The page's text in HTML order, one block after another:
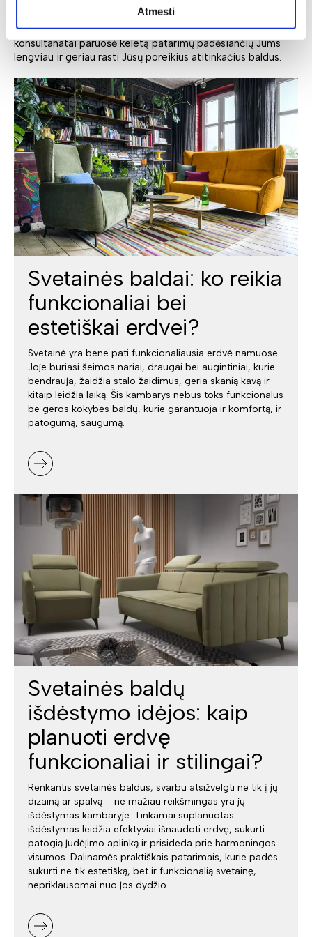
Atmesti
namus - kur kekvienas baldas ne tik gražus, bet ir idealiai
atitinkantis Jūsų poreikius. Deinavos baldų specialistai
konsultanatai paruošė keletą patarimų padėsiančių Jums
lengviau ir geriau rasti Jūsų poreikius atitinkačius baldus.
Svetainės baldai: ko reikia
funkcionaliai bei
estetiškai erdvei?
Svetainė yra bene pati funkcionaliausia erdvė namuose.
Joje buriasi šeimos nariai, draugai bei augintiniai, kurie
bendrauja, žaidžia stalo žaidimus, geria skanią kavą ir
kitaip leidžia laiką. Šis kambarys nebus toks funkcionalus
be geros kokybės baldų, kurie garantuoja ir komfortą, ir
patogumą, saugumą.
Svetainės baldų
išdėstymo idėjos: kaip
planuoti erdvę
funkcionaliai ir stilingai?
Renkantis svetainės baldus, svarbu atsižvelgti ne tik į jų
dizainą ar spalvą – ne mažiau reikšmingas yra jų
išdėstymas kambaryje. Tinkamai suplanuotas
išdėstymas leidžia efektyviai išnaudoti erdvę, sukurti
patogią judėjimo aplinką ir prisideda prie harmoningos
visumos. Dalinamės praktiškais patarimais, kurie padės
sukurti ne tik estetišką, bet ir funkcionalią svetainę,
nepriklausomai nuo jos dydžio.